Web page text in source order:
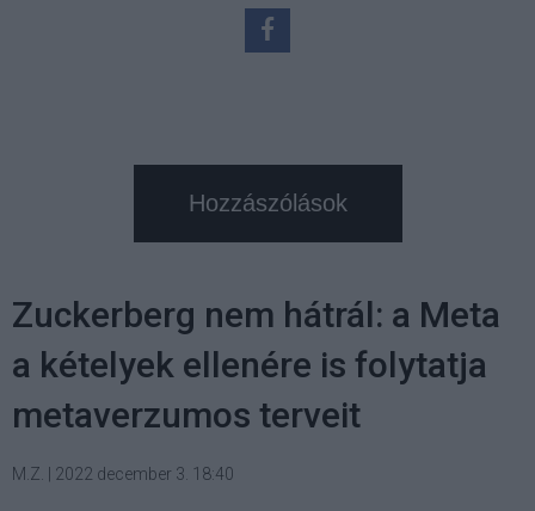
Hozzászólások
Zuckerberg nem hátrál: a Meta
a kételyek ellenére is folytatja
metaverzumos terveit
M.Z. 2022 december 3. 18:40